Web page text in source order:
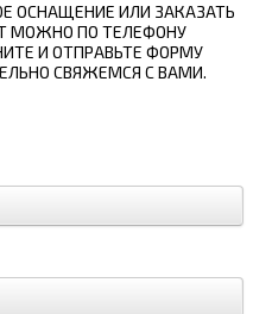
ОСНАЩЕНИЕ ИЛИ ЗАКАЗАТЬ
МОЖНО ПО ТЕЛЕФОНУ
И ОТПРАВЬТЕ ФОРМУ
СВЯЖЕМСЯ С ВАМИ.